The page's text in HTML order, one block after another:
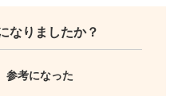
なりましたか？
参考になった